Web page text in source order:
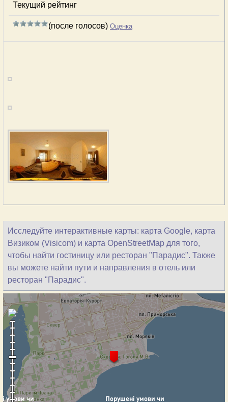
Текущий рейтинг
(после голосов) Оценка
Исследуйте интерактивные карты: карта Google, карта
Визиком (Visicom) и карта OpenStreetMap для того,
чтобы найти гостиницу или ресторан "Парадис". Также
вы можете найти пути и направления в отель или
ресторан "Парадис".